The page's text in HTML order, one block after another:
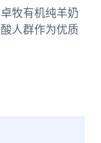
牧有机纯羊奶
人群作为优质